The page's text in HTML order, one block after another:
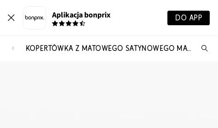
Aplikacja bonprix DO APP
KOPERTÓWKA Z MATOWEGO SATYNOWEGO MATERIAŁU